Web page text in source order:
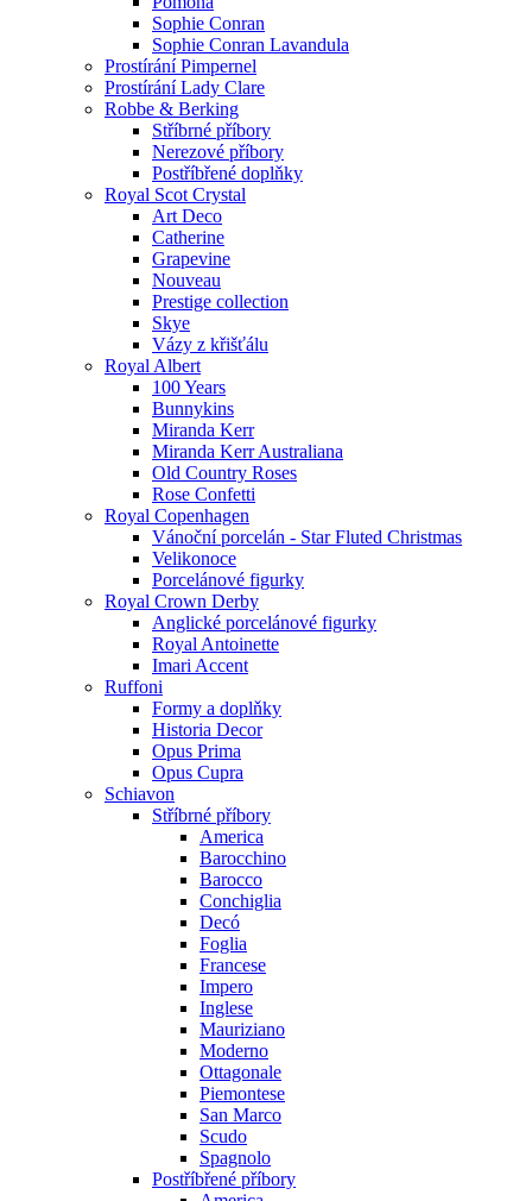
Sophie Conran
Sophie Conran Lavandula
Prostírání Pimpernel
Prostírání Lady Clare
Robbe & Berking
Stříbrné příbory
Nerezové příbory
Postříbřené doplňky
Royal Scot Crystal
Art Deco
Catherine
Grapevine
Nouveau
Prestige collection
Skye
Vázy z křišťálu
Royal Albert
100 Years
Bunnykins
Miranda Kerr
Miranda Kerr Australiana
Old Country Roses
Rose Confetti
Royal Copenhagen
Vánoční porcelán - Star Fluted Christmas
Velikonoce
Porcelánové figurky
Royal Crown Derby
Anglické porcelánové figurky
Royal Antoinette
Imari Accent
Ruffoni
Formy a doplňky
Historia Decor
Opus Prima
Opus Cupra
Schiavon
Stříbrné příbory
America
Barocchino
Barocco
Conchiglia
Decó
Foglia
Francese
Impero
Inglese
Mauriziano
Moderno
Ottagonale
Piemontese
San Marco
Scudo
Spagnolo
Postříbřené příbory